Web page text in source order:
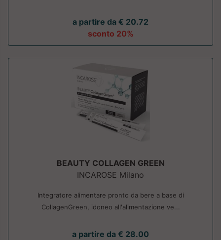
a partire da € 20.72
sconto 20%
BEAUTY COLLAGEN GREEN
INCAROSE Milano
Integratore alimentare pronto da bere a base di
CollagenGreen, idoneo all'alimentazione ve...
a partire da € 28.00